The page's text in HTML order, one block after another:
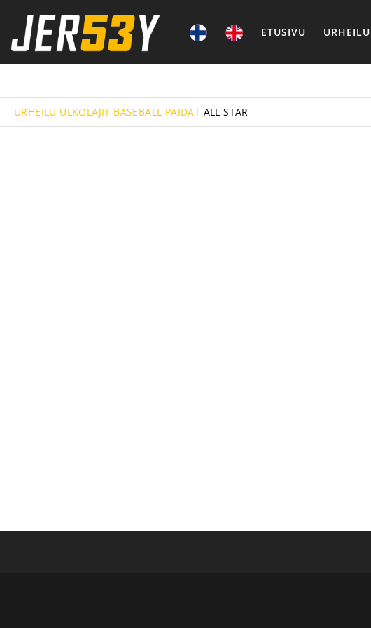
ETUSIVU URHEILU
URHEILU ULKOLAJIT BASEBALL PAIDAT ALL STAR